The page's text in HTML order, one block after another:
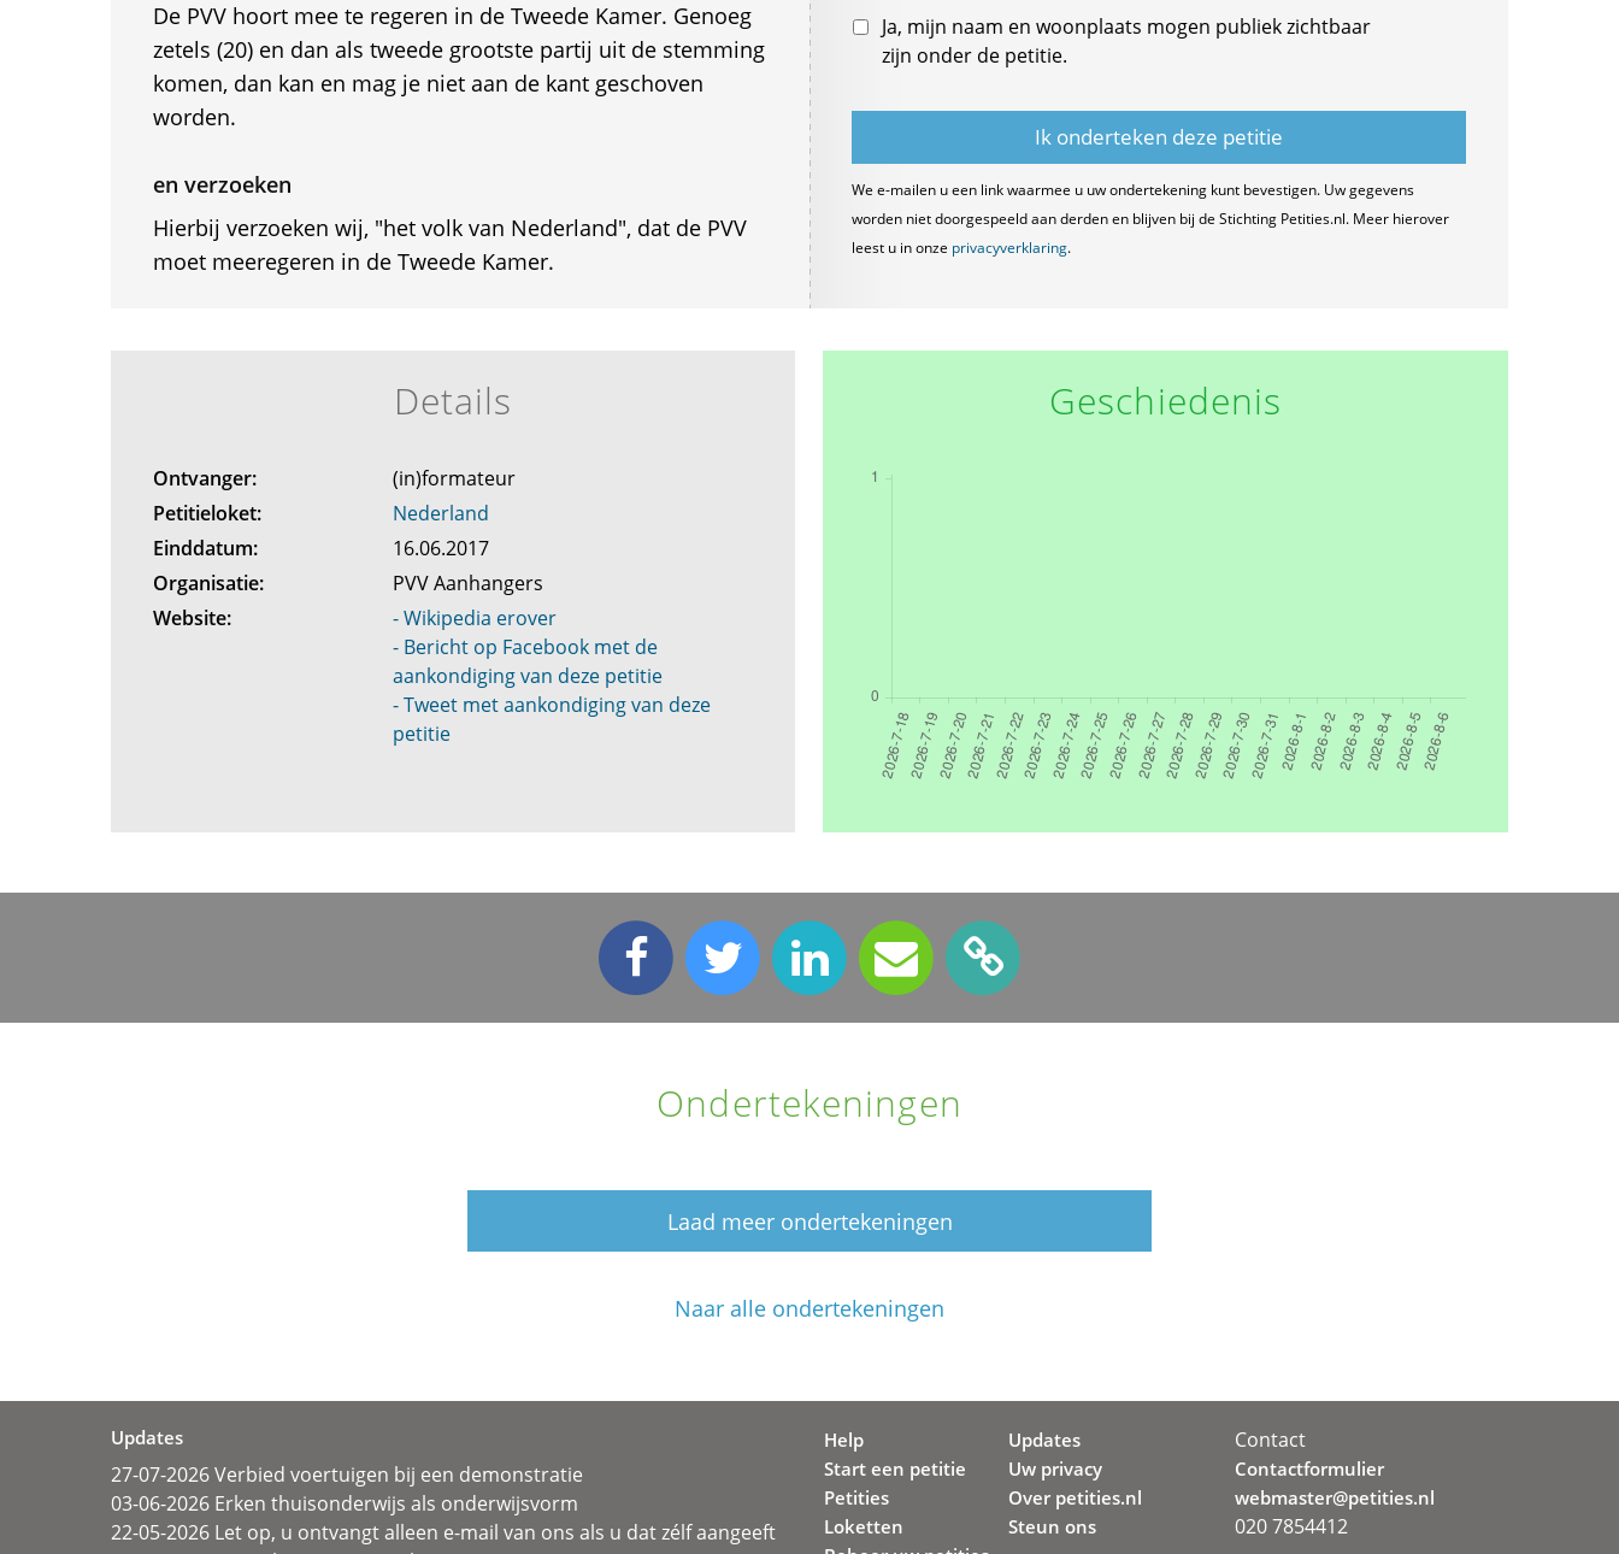
De PVV hoort mee te regeren in de Tweede Kamer. Genoeg
zetels (20) en dan als tweede grootste partij uit de stemming
komen, dan kan en mag je niet aan de kant geschoven
worden.
en verzoeken
Hierbij verzoeken wij, "het volk van Nederland", dat de PVV
moet meeregeren in de Tweede Kamer.
Ja, mijn naam en woonplaats mogen publiek zichtbaar
zijn onder de petitie.
We e-mailen u een link waarmee u uw ondertekening kunt bevestigen. Uw gegevens
worden niet doorgespeeld aan derden en blijven bij de Stichting Petities.nl. Meer hierover
leest u in onze privacyverklaring.
Details
Ontvanger:
(in)formateur
Petitieloket:
Nederland
Einddatum:
16.06.2017
Organisatie:
PVV Aanhangers
Website:
- Wikipedia erover
- Bericht op Facebook met de
aankondiging van deze petitie
- Tweet met aankondiging van deze
petitie
Geschiedenis
Ondertekeningen
Laad meer ondertekeningen
Naar alle ondertekeningen
Updates
27-07-2026 Verbied voertuigen bij een demonstratie
03-06-2026 Erken thuisonderwijs als onderwijsvorm
22-05-2026 Let op, u ontvangt alleen e-mail van ons als u dat zélf aangeeft
Help
Start een petitie
Petities
Loketten
Updates
Uw privacy
Over petities.nl
Steun ons
Contact
Contactformulier
webmaster@petities.nl
020 7854412